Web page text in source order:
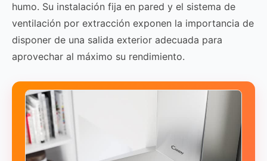
humo. Su instalación fija en pared y el sistema de
ventilación por extracción exponen la importancia de
disponer de una salida exterior adecuada para
aprovechar al máximo su rendimiento.